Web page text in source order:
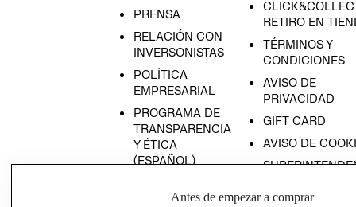
PRENSA
RELACIÓN CON
INVERSONISTAS
POLÍTICA
EMPRESARIAL
PROGRAMA DE
TRANSPARENCIA
Y ÉTICA
(ESPAÑOL)
TRANSPARENCIA
RETIRO EN
TÉRMINOS Y
CONDICIONES
AVISO DE
PRIVACIDAD
GIFT CARD
AVISO DE
COMERCIO - SIC
Antes de empezar a comprar